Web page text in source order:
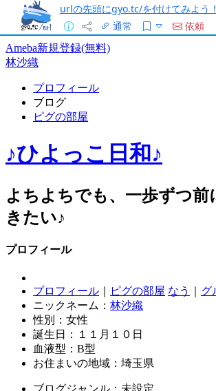
urlの先頭にgyo.tc/を付けてみよう！
通常
依頼